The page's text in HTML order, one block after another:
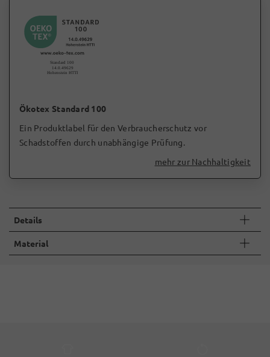
Ökotex Standard 100
Ein Produktlabel für den Verbraucherschutz vor
Schadstoffen durch unabhängige Prüfung.
mehr zur Nachhaltigkeit
Details
Material